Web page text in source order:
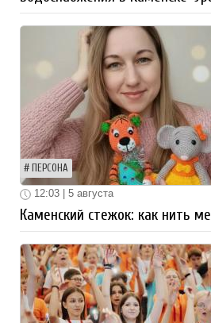
ПЕРСОНА
12:03 | 5 августа
Каменский стежок: как нить